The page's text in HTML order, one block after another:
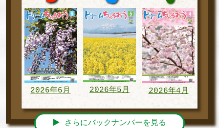
2026年6月 2026年5月 2026年4月
さらにバックナンバーを見る